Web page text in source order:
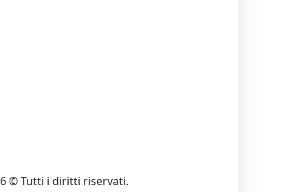
© Tutti i diritti riservati.